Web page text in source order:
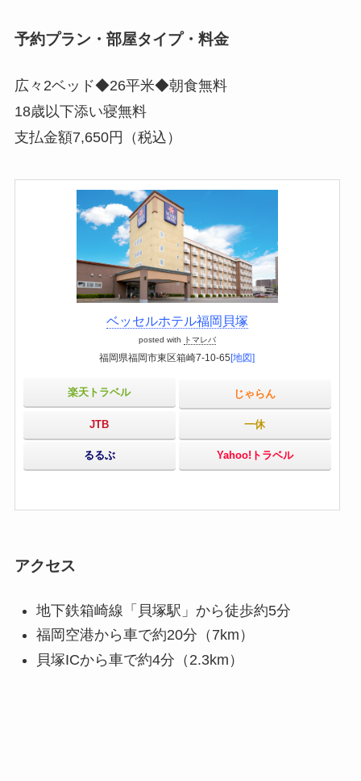
予約プラン・部屋タイプ・料金
広々2ベッド◆26平米◆朝食無料
18歳以下添い寝無料
支払金額7,650円（税込）
ベッセルホテル福岡貝塚
posted with トマレバ
福岡県福岡市東区箱崎7-10-65 [地図]
楽天トラベル じゃらん
JTB 一休
るるぶ Yahoo!トラベル
アクセス
地下鉄箱崎線「貝塚駅」から徒歩約5分
福岡空港から車で約20分（7km）
貝塚ICから車で約4分（2.3km）